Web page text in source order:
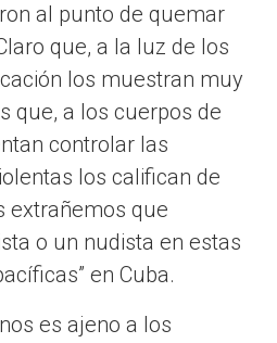
al punto de quemar
que, a la luz de los
los muestran muy
que, a los cuerpos de
controlar las
los califican de
extrañemos que
o un nudista en estas
en Cuba.
es ajeno a los